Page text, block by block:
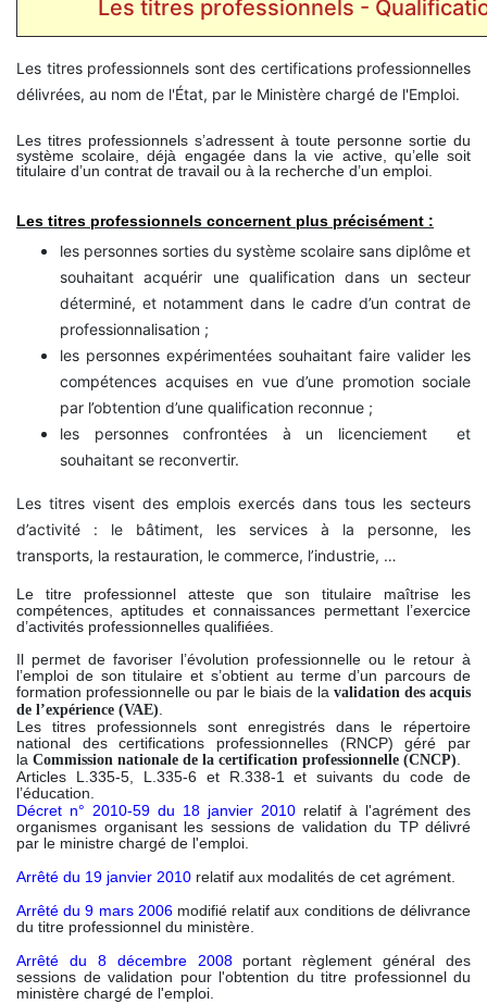
Les titres professionnels -
Les titres professionnels sont des certifications professionnelles
délivrées, au nom de l'État, par le Ministère chargé de l'Emploi.
Les titres professionnels s’adressent à toute personne sortie du
système scolaire, déjà engagée dans la vie active, qu’elle soit
titulaire d’un contrat de travail ou à la recherche d’un emploi.
Les titres professionnels concernent plus précisément :
les personnes sorties du système scolaire sans diplôme et
souhaitant acquérir une qualification dans un secteur
déterminé, et notamment dans le cadre d’un contrat de
professionnalisation ;
les personnes expérimentées souhaitant faire valider les
compétences acquises en vue d’une promotion sociale
par l’obtention d’une qualification reconnue ;
les personnes confrontées à un licenciement et
souhaitant se reconvertir.
Les titres visent des emplois exercés dans tous les secteurs
d’activité : le bâtiment, les services à la personne, les
transports, la restauration, le commerce, l’industrie, …
Le titre professionnel atteste que son titulaire maîtrise les
compétences, aptitudes et connaissances permettant l’exercice
d’activités professionnelles qualifiées.
Il permet de favoriser l’évolution professionnelle ou le retour à
l’emploi de son titulaire et s’obtient au terme d’un parcours de
formation professionnelle ou par le biais de la validation des acquis
de l’expérience (VAE).
Les titres professionnels sont enregistrés dans le répertoire
national des certifications professionnelles (RNCP) géré par
la Commission nationale de la certification professionnelle (CNCP).
Articles L.335-5, L.335-6 et R.338-1 et suivants du code de
l’éducation.
Décret n° 2010-59 du 18 janvier 2010 relatif à l'agrément des
organismes organisant les sessions de validation du TP délivré
par le ministre chargé de l'emploi.
Arrêté du 19 janvier 2010 relatif aux modalités de cet agrément.
Arrêté du 9 mars 2006 modifié relatif aux conditions de délivrance
du titre professionnel du ministère.
Arrêté du 8 décembre 2008
portant règlement général des
sessions de validation pour l'obtention du titre professionnel du
ministère chargé de l'emploi.